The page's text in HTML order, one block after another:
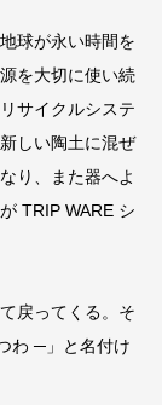
球が永い時間を
を大切に使い続
サイクルシステ
しい陶土に混ぜ
り、また器へよ
TRIP WARE シ
戻ってくる。そ
わ ─」と名付け